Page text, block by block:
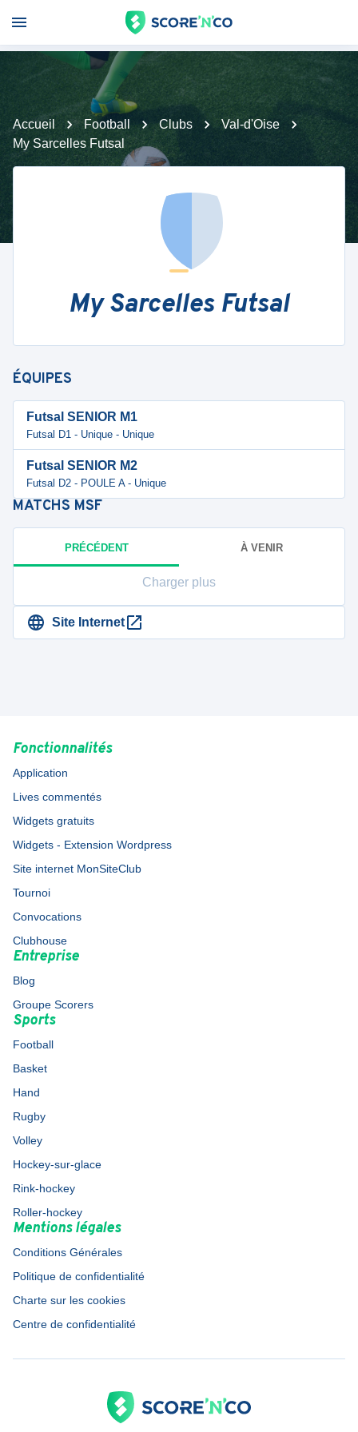
Accueil Football Clubs
Val-d'Oise
My Sarcelles Futsal
My Sarcelles Futsal
ÉQUIPES
Futsal SENIOR M1
Futsal D1 - Unique - Unique
Futsal SENIOR M2
Futsal D2 - POULE A - Unique
MATCHS MSF
PRÉCÉDENT À VENIR
Charger plus
Site Internet
Fonctionnalités
Application
Lives commentés
Widgets gratuits
Widgets - Extension Wordpress
Site internet MonSiteClub
Tournoi
Convocations
Clubhouse
Entreprise
Blog
Groupe Scorers
Sports
Football
Basket
Hand
Rugby
Volley
Hockey-sur-glace
Rink-hockey
Roller-hockey
Mentions légales
Conditions Générales
Politique de confidentialité
Charte sur les cookies
Centre de confidentialité